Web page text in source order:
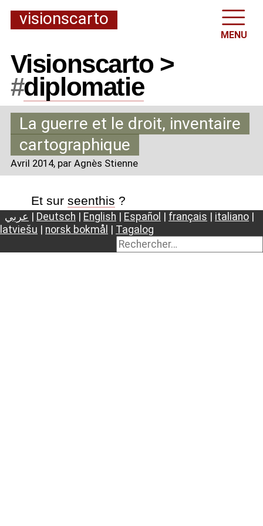
visionscarto
MENU
Visionscarto >
#diplomatie
La guerre et le droit, inventaire
cartographique
Avril 2014, par Agnès Stienne
Et sur seenthis ?
عربي Deutsch English Español français italiano
latviešu
norsk bokmål Tagalog